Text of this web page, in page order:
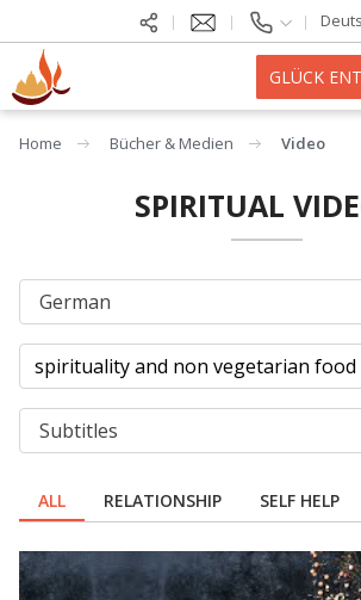
GLÜCK
Home Bücher & Medien Video
SPIRITUAL
ALL RELATIONSHIP SELF HELP